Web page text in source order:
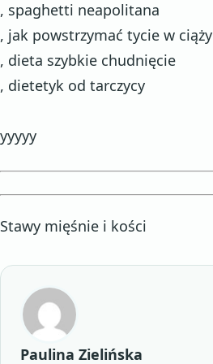
, spaghetti neapolitana
, jak powstrzymać tycie w ciąży
, dieta szybkie chudnięcie
, dietetyk od tarczycy
yyyyy
Stawy mięśnie i kości
Paulina Zielińska